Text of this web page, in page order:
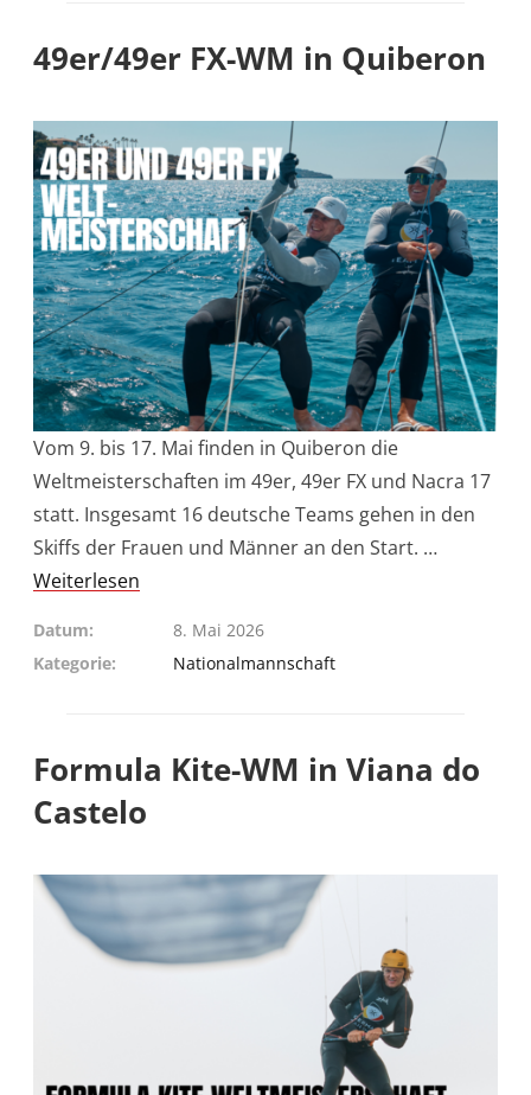
49er/49er FX-WM in Quiberon
Vom 9. bis 17. Mai finden in Quiberon die
Weltmeisterschaften im 49er, 49er FX und Nacra 17
statt. Insgesamt 16 deutsche Teams gehen in den
Skiffs der Frauen und Männer an den Start. …
Weiterlesen
Datum
8. Mai 2026
Kategorie
Nationalmannschaft
Formula Kite-WM in Viana do
Castelo